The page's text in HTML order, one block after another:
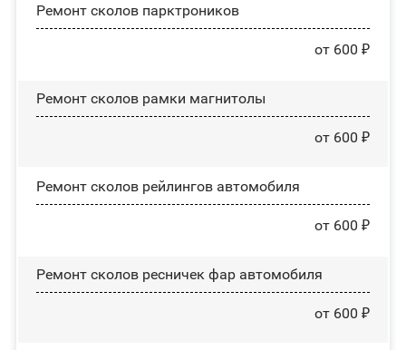
Ремонт сколов парктроников
от 600 ₽
Ремонт сколов рамки магнитолы
от 600 ₽
Ремонт сколов рейлингов автомобиля
от 600 ₽
Ремонт сколов ресничек фар автомобиля
от 600 ₽